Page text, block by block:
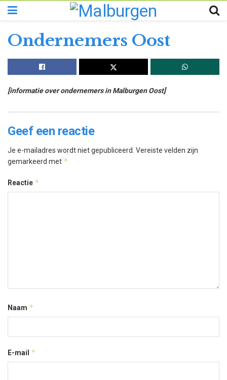
Ondernemers Oost
[informatie over ondernemers in Malburgen Oost]
Geef een reactie
Je e-mailadres wordt niet gepubliceerd. Vereiste velden zijn
gemarkeerd met *
Reactie *
Naam *
E-mail *